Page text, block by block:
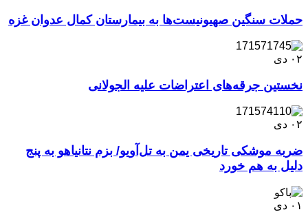
حملات سنگین صهیونیست‌ها به بیمارستان کمال عدوان غزه
۰۲ دی
نخستین جرقه‌های اعتراضات علیه الجولانی
۰۲ دی
ضربه موشکی تاریخی یمن به تل‌آویو/ بزم نتانیاهو به پنج
دلیل به هم خورد
۰۱ دی